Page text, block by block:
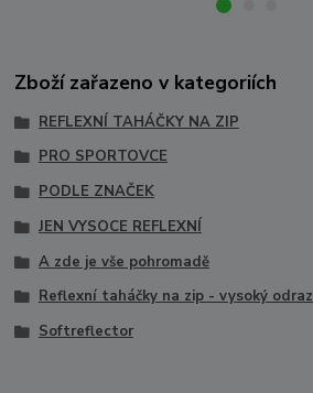
Zboží zařazeno v kategoriích
REFLEXNÍ TAHÁČKY NA ZIP
PRO SPORTOVCE
PODLE ZNAČEK
JEN VYSOCE REFLEXNÍ
A zde je vše pohromadě
Reflexní taháčky na zip - vysoký odraz
Softreflector